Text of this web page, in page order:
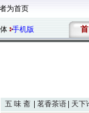
为首页
手机版 首
五 味 斋 茗香茶语
天下